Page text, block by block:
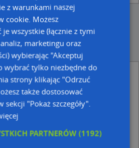
Mochol Marek
Przemysł, Firmy w
ul. Lwowska 36A, 37-700
Praktycznego, ul. Aleksandra
Przemyśl
z warunkami naszej
cookie. Możesz
je wszystkie (łącznie z tymi
marketingu oraz
wybierając "Akceptuj
wybrać tylko niezbędne do
strony klikając "Odrzuć
także dostosować
sekcji "Pokaż szczegóły".
PARTNERÓW(1192)